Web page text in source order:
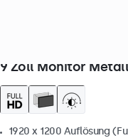
9 Zoll Monitor Metall
1920 x 1200 Auflösung